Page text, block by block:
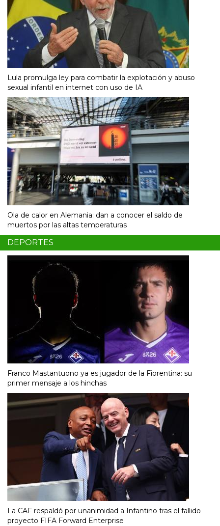
Lula promulga ley para combatir la explotación y abuso
sexual infantil en internet con uso de IA
Ola de calor en Alemania: dan a conocer el saldo de
muertos por las altas temperaturas
DEPORTES
Franco Mastantuono ya es jugador de la Fiorentina: su
primer mensaje a los hinchas
La CAF respaldó por unanimidad a Infantino tras el fallido
proyecto FIFA Forward Enterprise